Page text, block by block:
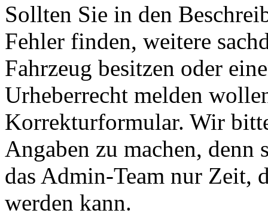
Sollten Sie in den
Fehler finden, weitere
Fahrzeug besitzen oder
Urheberrecht melden
Korrekturformular. Wir
Angaben zu machen,
das Admin-Team nur Zeit,
werden kann.